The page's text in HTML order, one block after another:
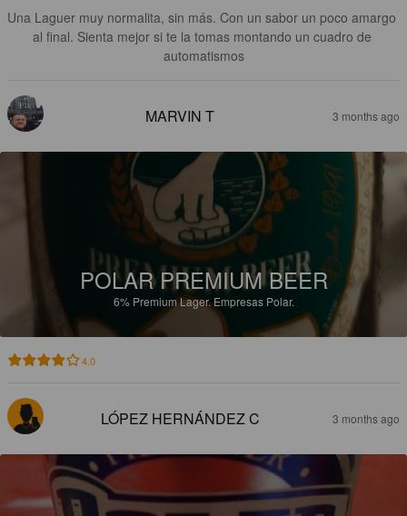
Una Laguer muy normalita, sin más. Con un sabor un poco amargo
al final. Sienta mejor si te la tomas montando un cuadro de
automatismos
MARVIN T 3 months ago
POLAR PREMIUM BEER
6% Premium Lager.Empresas Polar.
4.0
LÓPEZ HERNÁNDEZ C 3 months ago